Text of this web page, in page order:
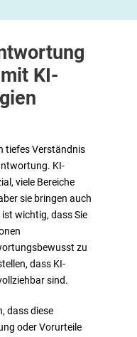
KI-
tiefes Verständnis
KI-
viele Bereiche
sie bringen auch
wichtig, dass Sie
zu
dass KI-
sind.
dass diese
oder Vorurteile